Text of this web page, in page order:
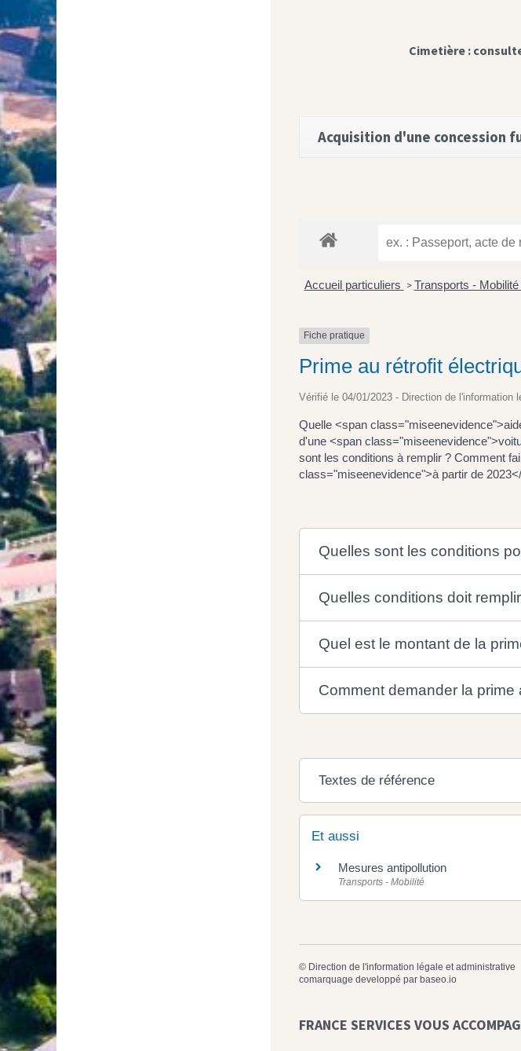
Cimetière :
Acquisition d'une concession
Accueil particuliers > Transports - Mobilité
Fiche pratique
Prime au rétrofit
Vérifié le 04/01/2023 - Direction de l'information
Quelle <span
d'une <span
sont les conditions à remplir ? Comment
class="miseenevidence">à partir de
Quelles sont les conditions
Quelles conditions doit
Quel est le montant de la
Comment demander la prime
Textes de référence
Et aussi
Mesures antipollution
Transports - Mobilité
© Direction de l'information légale et administrative
comarquage developpé par baseo.io
FRANCE SERVICES VOUS